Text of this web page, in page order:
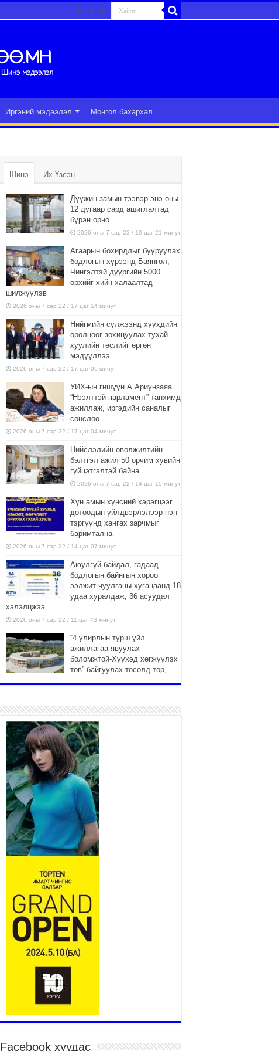
Иргэний мэдээлэл Монгол бахархал
Шинэ Их Үзсэн
Дүүжин замын тээвэр энэ оны
12 дугаар сард ашиглалтад
бүрэн орно
2026 оны 7 сар 23 / 10 цаг 21 минут
Агаарын бохирдлыг бууруулах
бодлогын хүрээнд Баянгол,
Чингэлтэй дүүргийн 5000
өрхийг хийн халаалтад
шилжүүлэв
2026 оны 7 сар 22 / 17 цаг 14 минут
Нийгмийн сүлжээнд хүүхдийн
оролцоог зохицуулах тухай
хуулийн төслийг өргөн
мэдүүллээ
2026 оны 7 сар 22 / 17 цаг 09 минут
УИХ-ын гишүүн А.Ариунзаяа
“Нээлттэй парламент” танхимд
ажиллаж, иргэдийн саналыг
сонслоо
2026 оны 7 сар 22 / 17 цаг 04 минут
Нийслэлийн өвөлжилтийн
бэлтгэл ажил 50 орчим хувийн
гүйцэтгэлтэй байна
2026 оны 7 сар 22 / 14 цаг 15 минут
Хүн амын хүнсний хэрэгцээг
дотоодын үйлдвэрлэлээр нэн
тэргүүнд хангах зарчмыг
баримтална
2026 оны 7 сар 22 / 14 цаг 07 минут
Аюулгүй байдал, гадаад
бодлогын байнгын хороо
ээлжит чуулганы хугацаанд 18
удаа хуралдаж, 36 асуудал
хэлэлцжээ
2026 оны 7 сар 22 / 11 цаг 43 минут
“4 улирлын турш үйл
ажиллагаа явуулах
боломжтой-Хүүхэд хөгжүүлэх
төв” байгуулах төсөлд төр,
Б.Пүрэвдагва: “Урт цагаан”-ыг
залуучууд чөлөөт цагаа
өнгөрүүлдэг, жуулчид зорьж
ирдэг цэг болгоно
2026 оны 7 сар 21 / 16 цаг 47 минут
Тусгай замын автобус /BRT/
төслийн удирдах хорооны
ээлжит хуралдаан боллоо
2026 оны 7 сар 21 / 16 цаг 43 минут
Ерөнхий сайд Н.Учрал БНХАУ-аас Монгол Улсад
суугаа Элчин сайд Шэнь Миньжюанийг хүлээн
авч уулзав
2026 оны 7 сар 21 / 16 цаг 39 минут
БҮГД НАЙРАМДАХ ТАЖИКИСТАН УЛСТАЙ
ЭДИЙН ЗАСГИЙН ХАМТЫН АЖИЛЛАГААГ
ӨРГӨЖҮҮЛНЭ
2026 оны 7 сар 21 / 16 цаг 34 минут
26,992 суралцагч хотхоны бага сургуульд, 8100
суралцагч төрөлжсөн ахлах сургуульд
2026 оны 7 сар 21 / 13 цаг 43 минут
COP17 хурлын үеэрх замын хөдөлгөөн, нийтийн
тээврийн зохицуулалт, сургууль, цэцэрлэг, зах,
худалдааны төвийн ажиллах хуваарийг гаргаж,
иргэдэд мэдээлэхийг үүрэг болголоо
Facebook хуудас